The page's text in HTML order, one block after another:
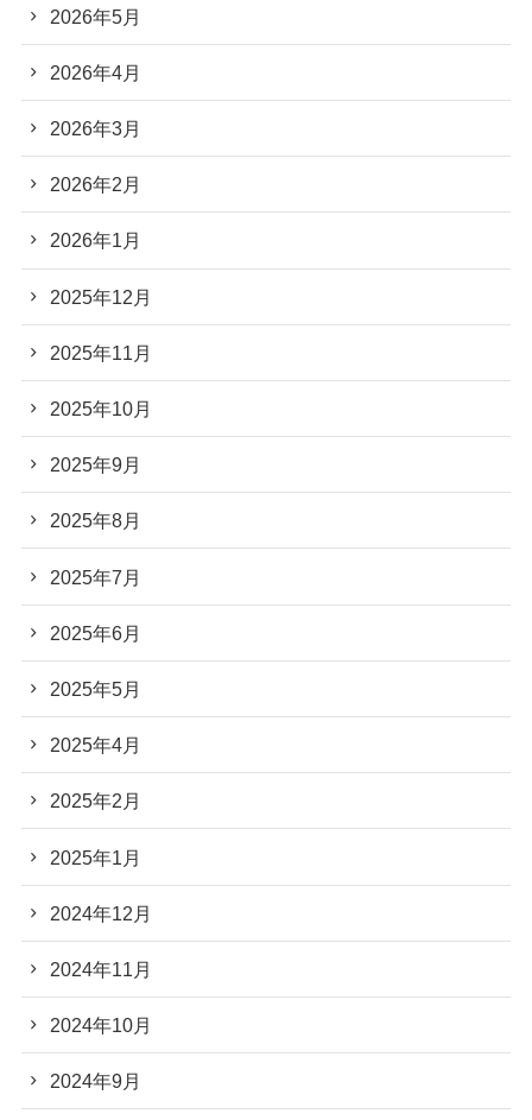
2026年5月
2026年4月
2026年3月
2026年2月
2026年1月
2025年12月
2025年11月
2025年10月
2025年9月
2025年8月
2025年7月
2025年6月
2025年5月
2025年4月
2025年2月
2025年1月
2024年12月
2024年11月
2024年10月
2024年9月